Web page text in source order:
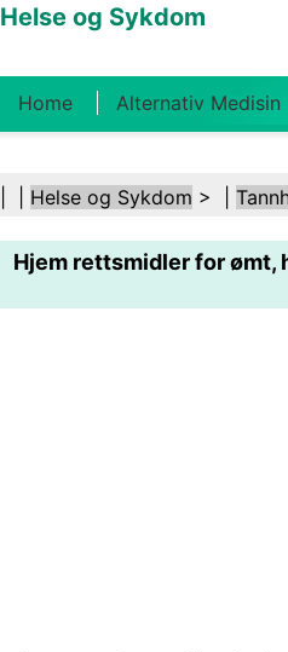
Helse og Sykdom
Home Alternativ Medisin
Kosthold Og Ernæring
Helsebransjen Psykisk
Sikkerhet Kirurgi Og
Helse og Sykdom > |
Hjem rettsmidler for ømt,